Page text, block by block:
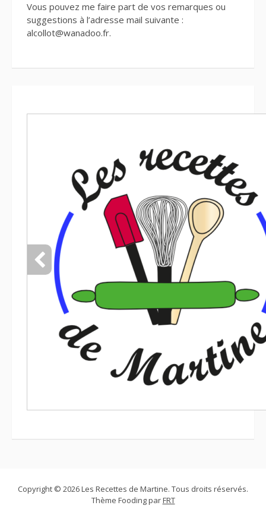
Vous pouvez me faire part de vos remarques ou
suggestions à l’adresse mail suivante :
alcollot@wanadoo.fr.
Copyright © 2026 Les Recettes de Martine. Tous droits réservés.
Thème Fooding parFRT